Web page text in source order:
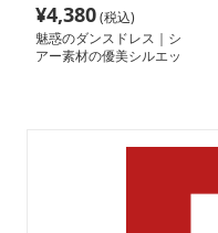
¥4,380(税込)
魅惑のダンスドレス｜シ
アー素材の優美シルエッ